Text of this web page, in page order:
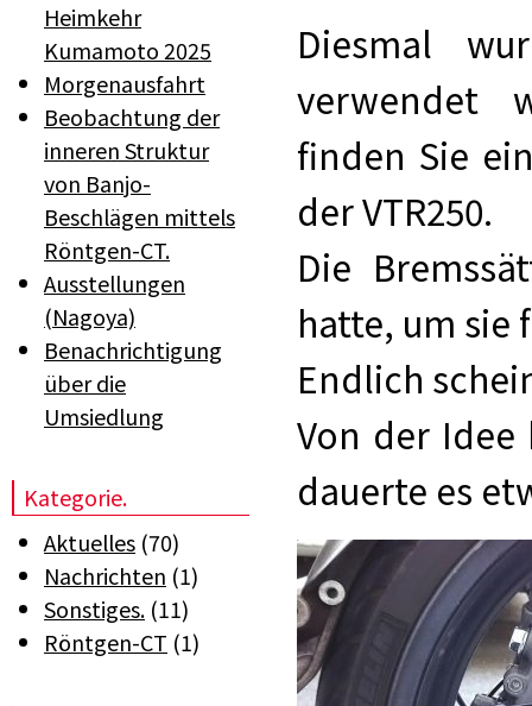
Diesmal
verwendet
finden Sie
der VTR250.
Die
hatte, um sie
Endlich
Von der Idee
dauerte es
Heimkehr
Kumamoto 2025
Morgenausfahrt
Beobachtung der
inneren Struktur
von Banjo-
Beschlägen mittels
Röntgen-CT.
Ausstellungen
(Nagoya)
Benachrichtigung
über die
Umsiedlung
Kategorie.
Aktuelles (70)
Nachrichten (1)
Sonstiges. (11)
Röntgen-CT (1)